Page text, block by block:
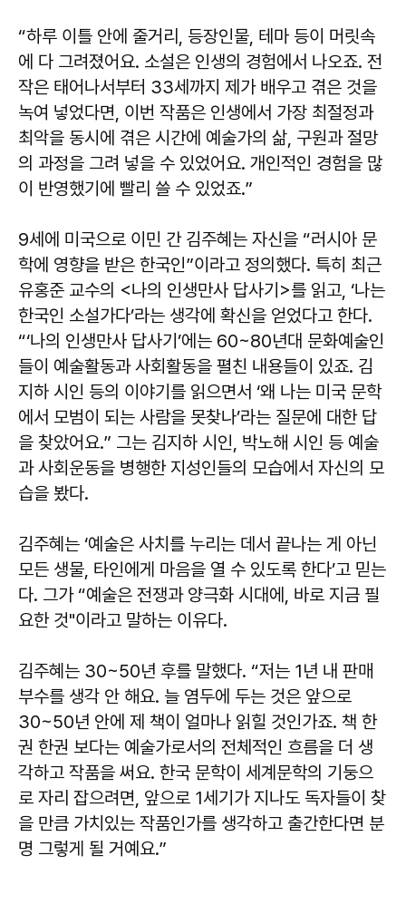
“하루 이틀 안에 줄거리, 등장인물, 테마 등이 머릿속
에 다 그려졌어요. 소설은 인생의 경험에서 나오죠. 전
작은 태어나서부터 33세까지 제가 배우고 겪은 것을
녹여 넣었다면, 이번 작품은 인생에서 가장 최절정과
최악을 동시에 겪은 시간에 예술가의 삶, 구원과 절망
의 과정을 그려 넣을 수 있었어요. 개인적인 경험을 많
이 반영했기에 빨리 쓸 수 있었죠.”
9세에 미국으로 이민 간 김주혜는 자신을 “러시아 문
학에 영향을 받은 한국인”이라고 정의했다. 특히 최근
유홍준 교수의 <나의 인생만사 답사기>를 읽고, ‘나는
한국인 소설가다’라는 생각에 확신을 얻었다고 한다.
“‘나의 인생만사 답사기’에는 60~80년대 문화예술인
들이 예술활동과 사회활동을 펼친 내용들이 있죠. 김
지하 시인 등의 이야기를 읽으면서 ‘왜 나는 미국 문학
에서 모범이 되는 사람을 못찾나’라는 질문에 대한 답
을 찾았어요.” 그는 김지하 시인, 박노해 시인 등 예술
과 사회운동을 병행한 지성인들의 모습에서 자신의 모
습을 봤다.
김주혜는 ‘예술은 사치를 누리는 데서 끝나는 게 아닌
모든 생물, 타인에게 마음을 열 수 있도록 한다’고 믿는
다. 그가 “예술은 전쟁과 양극화 시대에, 바로 지금 필
요한 것"이라고 말하는 이유다.
김주혜는 30~50년 후를 말했다. “저는 1년 내 판매
부수를 생각 안 해요. 늘 염두에 두는 것은 앞으로
30~50년 안에 제 책이 얼마나 읽힐 것인가죠. 책 한
권 한권 보다는 예술가로서의 전체적인 흐름을 더 생
각하고 작품을 써요. 한국 문학이 세계문학의 기둥으
로 자리 잡으려면, 앞으로 1세기가 지나도 독자들이 찾
을 만큼 가치있는 작품인가를 생각하고 출간한다면 분
명 그렇게 될 거예요.”